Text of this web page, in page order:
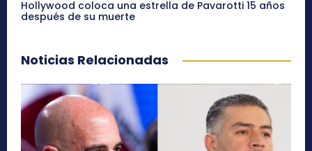
Hollywood coloca una estrella de Pavarotti 15 años
después de su muerte
Noticias Relacionadas